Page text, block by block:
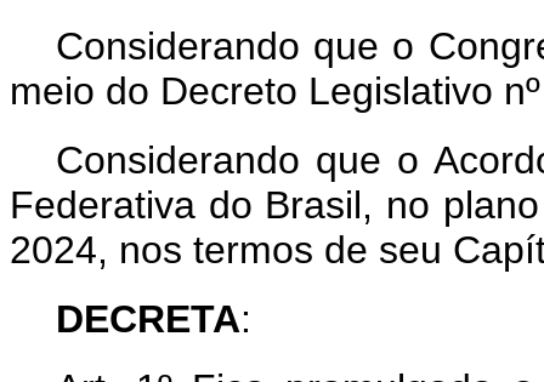
Considerando que o
meio do Decreto Legislativo
Considerando que o
Federativa do Brasil, no
2024, nos termos de seu
DECRETA: